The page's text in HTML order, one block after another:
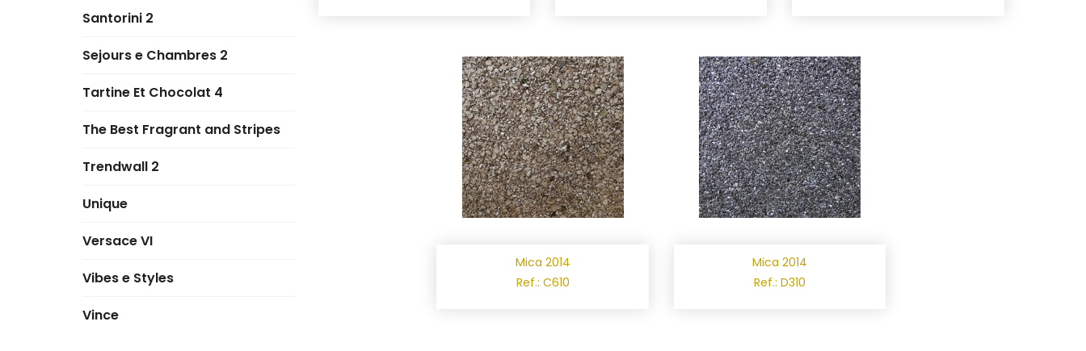
Santorini 2
Sejours e Chambres 2
Tartine Et Chocolat 4
The Best Fragrant and Stripes
Trendwall 2
Unique
Versace VI
Vibes e Styles
Vince
Mica 2014
Ref.: C610
Mica 2014
Ref.: D310